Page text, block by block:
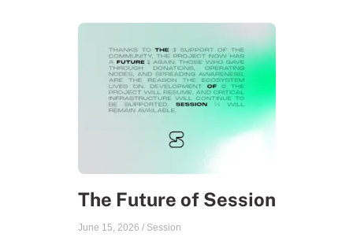
The Future of Session
June 15, 2026 / Session